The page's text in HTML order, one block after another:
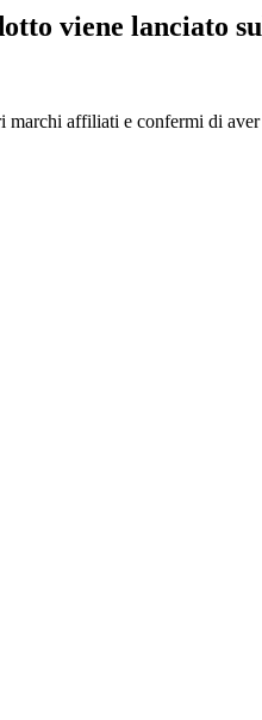
viene lanciato
affiliati e confermi di aver